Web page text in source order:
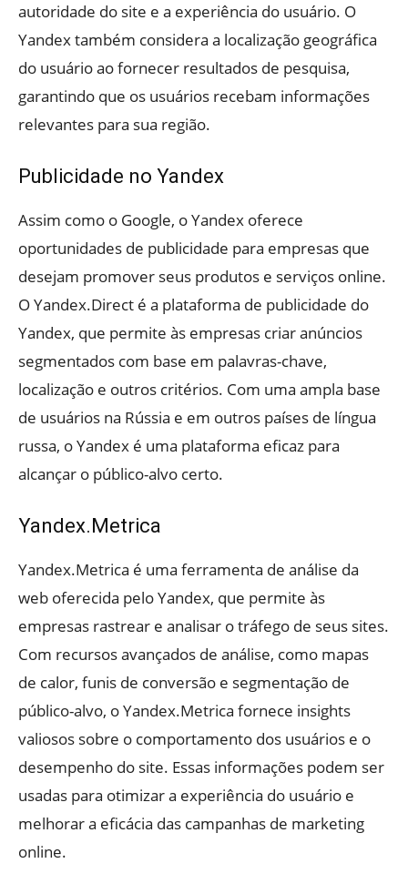
autoridade do site e a experiência do usuário. O
Yandex também considera a localização geográfica
do usuário ao fornecer resultados de pesquisa,
garantindo que os usuários recebam informações
relevantes para sua região.
Publicidade no Yandex
Assim como o Google, o Yandex oferece
oportunidades de publicidade para empresas que
desejam promover seus produtos e serviços online.
O Yandex.Direct é a plataforma de publicidade do
Yandex, que permite às empresas criar anúncios
segmentados com base em palavras-chave,
localização e outros critérios. Com uma ampla base
de usuários na Rússia e em outros países de língua
russa, o Yandex é uma plataforma eficaz para
alcançar o público-alvo certo.
Yandex.Metrica
Yandex.Metrica é uma ferramenta de análise da
web oferecida pelo Yandex, que permite às
empresas rastrear e analisar o tráfego de seus sites.
Com recursos avançados de análise, como mapas
de calor, funis de conversão e segmentação de
público-alvo, o Yandex.Metrica fornece insights
valiosos sobre o comportamento dos usuários e o
desempenho do site. Essas informações podem ser
usadas para otimizar a experiência do usuário e
melhorar a eficácia das campanhas de marketing
online.